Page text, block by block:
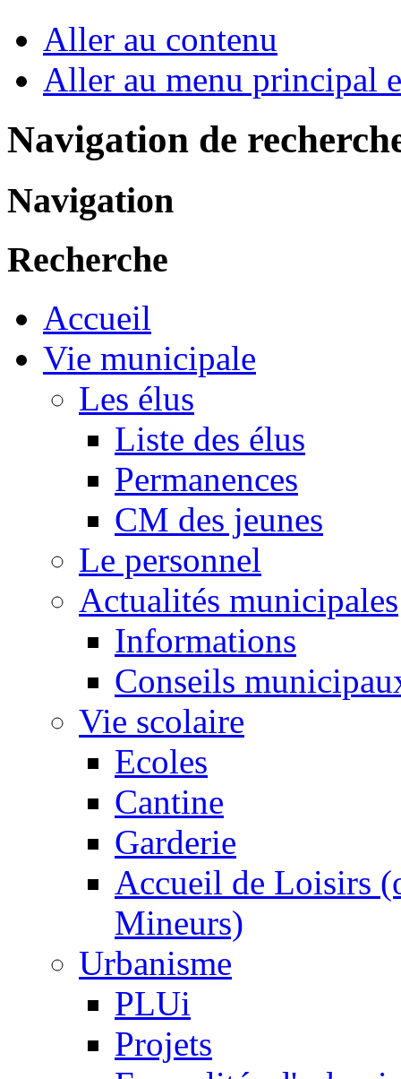
Aller au contenu
Aller au menu principal
Navigation de
Navigation
Recherche
Accueil
Vie municipale
Les élus
Liste des élus
Permanences
CM des jeunes
Le personnel
Actualités municipales
Informations
Conseils
Vie scolaire
Ecoles
Cantine
Garderie
Accueil de Loisirs
Mineurs)
Urbanisme
PLUi
Projets